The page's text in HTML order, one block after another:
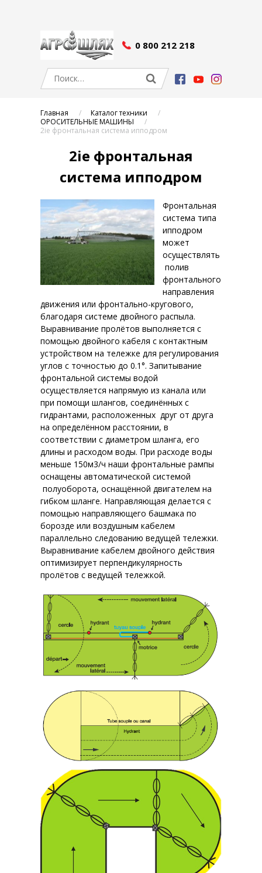
0 800 212 218
Главная
Каталог техники
ОРОСИТЕЛЬНЫЕ МАШИНЫ
2ie фронтальная система ипподром
2ie фронтальная
система ипподром
Фронтальная
система типа
ипподром
может
осуществлять
полив
фронтального
направления
движения или фронтально-кругового,
благодаря системе двойного распыла.
Выравнивание пролётов выполняется с
помощью двойного кабеля с контактным
устройством на тележке для регулирования
углов с точностью до 0.1°. Запитывание
фронтальной системы водой
осуществляется напрямую из канала или
при помощи шлангов, соединённых с
гидрантами, расположенных друг от друга
на определённом расстоянии, в
соответствии с диаметром шланга, его
длины и расходом воды. При расходе воды
меньше 150м3/ч наши фронтальные рампы
оснащены автоматической системой
полуоборота, оснащённой двигателем на
гибком шланге. Направляющая делается с
помощью направляющего башмака по
борозде или воздушным кабелем
параллельно следованию ведущей тележки.
Выравнивание кабелем двойного действия
оптимизирует перпендикулярность
пролётов с ведущей тележкой.